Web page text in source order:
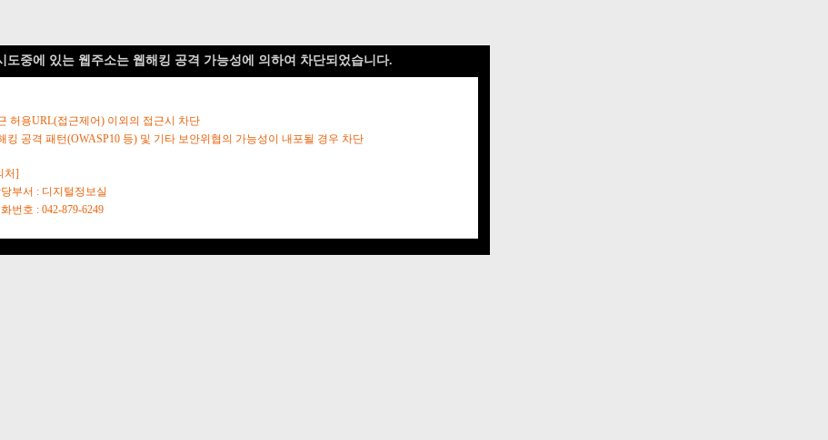
도중에 있는 웹주소는 웹해킹 공격 가능성에 의하여 차단되었습니다.
허용URL(접근제어) 이외의 접근시 차단
킹 공격 패턴(OWASP10 등) 및 기타 보안위협의 가능성이 내포될 경우 차단
처]
부서 : 디지털정보실
번호 : 042-879-6249